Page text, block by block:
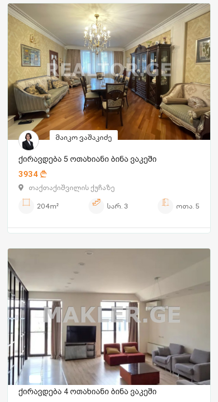
მაიკო ვაშაკიძე
ქირავდება 5 ოთახიანი ბინა ვაკეში
3934
თაქთაქიშვილის ქუჩაზე
204m²
სარ. 3 ოთა. 5
ქირავდება 4 ოთახიანი ბინა ვაკეში